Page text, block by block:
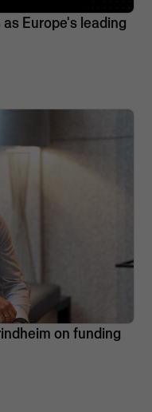
Europe's leading
on funding